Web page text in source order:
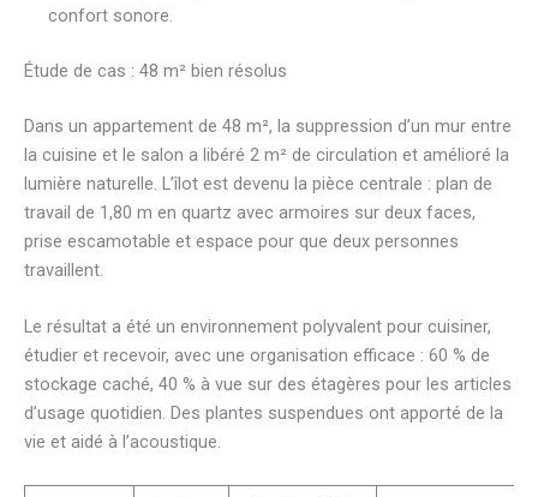
confort sonore.
Étude de cas : 48 m² bien résolus
Dans un appartement de 48 m², la suppression d’un mur entre
la cuisine et le salon a libéré 2 m² de circulation et amélioré la
lumière naturelle. L’îlot est devenu la pièce centrale : plan de
travail de 1,80 m en quartz avec armoires sur deux faces,
prise escamotable et espace pour que deux personnes
travaillent.
Le résultat a été un environnement polyvalent pour cuisiner,
étudier et recevoir, avec une organisation efficace : 60 % de
stockage caché, 40 % à vue sur des étagères pour les articles
d’usage quotidien. Des plantes suspendues ont apporté de la
vie et aidé à l’acoustique.